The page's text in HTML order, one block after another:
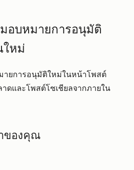
อบหมายการอนุมัติ
หม่
ายการอนุมัติใหม่ในหน้าโพสต์
ดและโพสต์โซเชียลจากภายใน
ของคุณ